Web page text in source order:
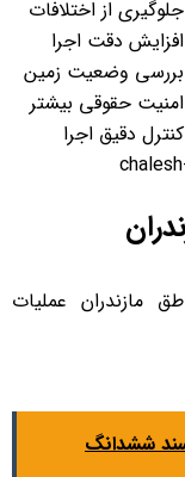
جلوگیری از اختلافات
افزایش دقت اجرا
بررسی وضعیت زمین
امنیت حقوقی بیشتر
کنترل دقیق اجرا
مازندران عملیات
ششدانگ